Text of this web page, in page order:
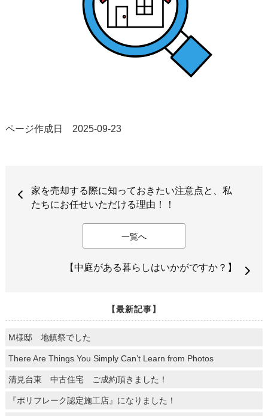
ページ作成日 2025-09-23
家を売却する際に知っておきたい注意点と、私
たちにお任せいただける理由！！
一覧へ
【中庭がある暮らしはいかがですか？】
【最新記事】
M様邸 地鎮祭でした
There Are Things You Simply Can’t Learn from Photos
清見台東 中古住宅 ご成約頂きました！
『ポリフレーク認定施工店』になりました！